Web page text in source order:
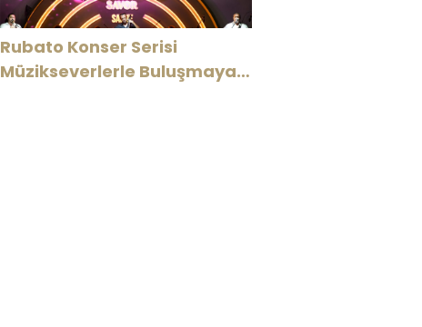
Rubato Konser Serisi
Müzikseverlerle Buluşmaya